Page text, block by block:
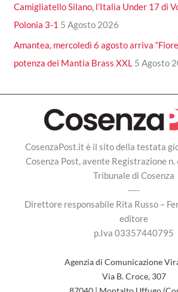
Camigliatello Silano, l’Italia Under 17 di
Polonia 3-1 5 Agosto 2026
Amantea, mercoledì 6 agosto arriva
potenza dei Mantia Brass XXL 5 Agosto
CosenzaPost.it è il sito della testata
Cosenza Post, avente Registrazione
Tribunale di Cosenza
----
Direttore responsabile Rita Russo –
editore
p.Iva 03357440795
Agenzia di Comunicazione
Via B. Croce, 307